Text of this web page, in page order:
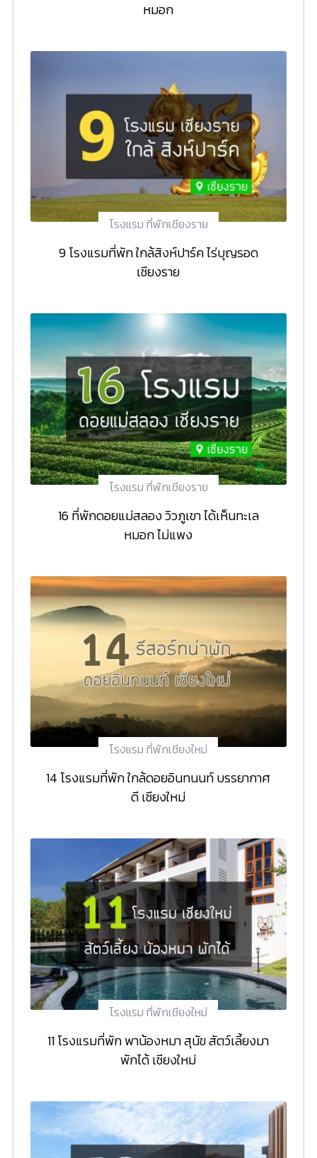
หมอก
โรงแรม ที่พักเชียงราย
9 โรงแรมที่พัก ใกล้สิงห์ปาร์ค ไร่บุญรอด
เชียงราย
โรงแรม ที่พักเชียงราย
16 ที่พักดอยแม่สลอง วิวภูเขา ได้เห็นทะเล
หมอก ไม่แพง
โรงแรม ที่พักเชียงใหม่
14 โรงแรมที่พัก ใกล้ดอยอินทนนท์ บรรยากาศ
ดี เชียงใหม่
โรงแรม ที่พักเชียงใหม่
11 โรงแรมที่พัก พาน้องหมา สุนัข สัตว์เลี้ยงมา
พักได้ เชียงใหม่